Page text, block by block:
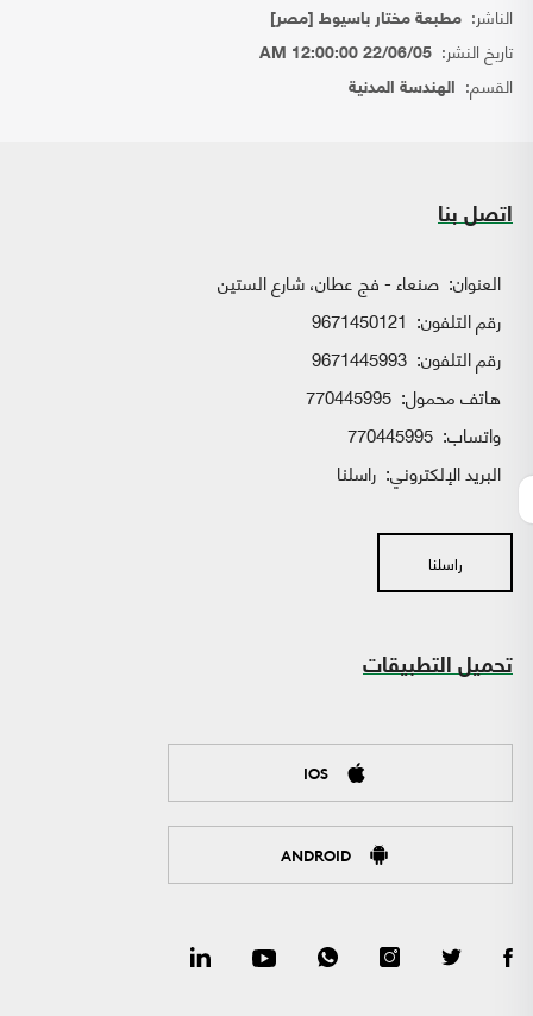
الناشر: مطبعة مختار باسيوط [مصر]
تاريخ النشر: 22/06/05 12:00:00 AM
القسم: الهندسة المدنية
اتصل بنا
العنوان: صنعاء - فج عطان، شارع الستين
رقم التلفون: 9671450121
رقم التلفون: 9671445993
هاتف محمول: 770445995
واتساب:
البريد الإلكتروني: راسلنا
راسلنا
تحميل التطبيقات
IOS
ANDROID